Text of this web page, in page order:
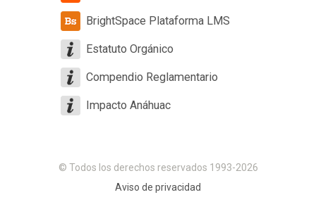
BrightSpace Plataforma LMS
Estatuto Orgánico
Compendio Reglamentario
Impacto Anáhuac
© Todos los derechos reservados 1993-2026
Aviso de privacidad